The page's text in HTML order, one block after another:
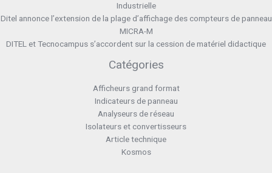
Industrielle
Ditel annonce l’extension de la plage d’affichage des compteurs de panneau
MICRA-M
DITEL et Tecnocampus s’accordent sur la cession de matériel didactique
Catégories
Afficheurs grand format
Indicateurs de panneau
Analyseurs de réseau
Isolateurs et convertisseurs
Article technique
Kosmos